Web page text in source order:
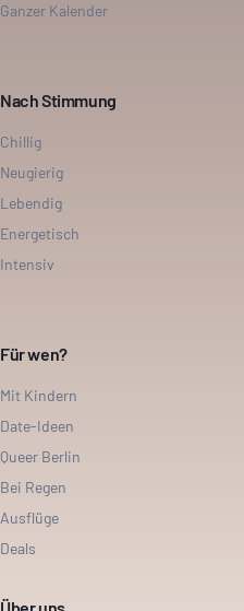
Ganzer Kalender
Nach Stimmung
Chillig
Neugierig
Lebendig
Energetisch
Intensiv
Für wen?
Mit Kindern
Date-Ideen
Queer Berlin
Bei Regen
Ausflüge
Deals